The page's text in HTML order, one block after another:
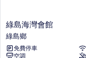
綠
島
海
灣
綠島海灣會館
綠島鄉
免費停車
空調